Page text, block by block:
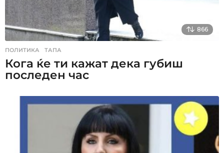
866
ПОЛИТИКА ,ТАПА
Кога ќе ти кажат дека губиш
последен час